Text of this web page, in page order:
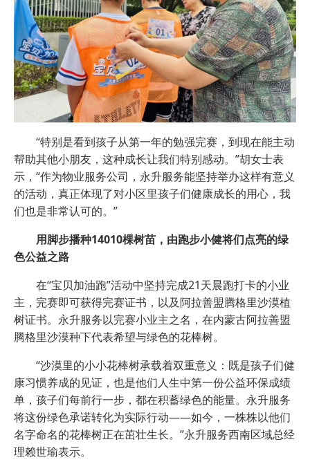
“特别是看到孩子从第一年的勉强完赛，到现在能主动
帮助其他小朋友，这种成长让我们特别感动。”胡女士表
示，“作为物业服务公司，永升服务能坚持举办这样有意义
的活动，真正体现了对小区里孩子们健康成长的用心，我
们也是非常认可的。”
用脚步播种14010棵树苗，由跑步小健将们点亮的绿
色公益之路
在“宝贝加油跑”活动中坚持完成21天晨跑打卡的小业
主，完赛即可获得完赛证书，以及阿拉善盟腾格里沙漠植
树证书。永升服务以完赛小业主之名，在内蒙古阿拉善盟
腾格里沙漠种下代表希望与绿色的花棒树。
“沙漠里的小小花棒树承载着双重意义：既是孩子们健
康习惯养成的见证，也是他们人生中第一份公益环保成绩
单，孩子们每前行一步，都在积蓄绿色的能量。永升服务
将这份绿色承诺转化为实际行动——如今，一株株以他们
名字命名的花棒树正在茁壮生长。”永升服务西南区域总经
理赖世瑜表示。